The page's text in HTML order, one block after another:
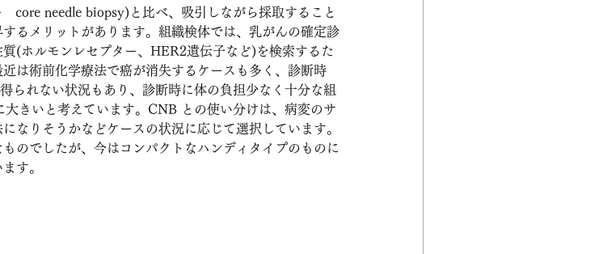
core needle biopsy)と比べ、吸引しながら採取すること
るメリットがあります。組織検体では、乳がんの確定診
(ホルモンレセプター、HER2遺伝子など)を検索するた
は術前化学療法で癌が消失するケースも多く、診断時
られない状況もあり、診断時に体の負担少なく十分な組
きいと考えています。CNB との使い分けは、病変のサ
なりそうかなどケースの状況に応じて選択しています。
のでしたが、今はコンパクトなハンディタイプのものに
す。